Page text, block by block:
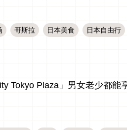
哥斯拉 日本美食 日本自由行
Tokyo Plaza」男女老少都